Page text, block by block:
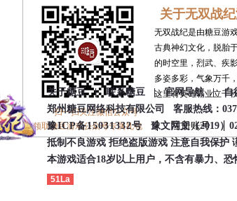
扫一扫关注微信公众号
领取糖豆游戏公众号专属礼包
关于无双战
注册账号
无双战纪是由糖豆游
古典神幻文化，脱胎
的时空里，烈武、疾
多姿多彩，气象万千
这里有英雄霸业立千
关于糖豆 | 联系糖豆 | 官网导航 | 自
郑州糖豆网络科技有限公司 客服热线：
豫ICP备15031332号 豫文网文（2019）
抵制不良游戏 拒绝盗版游戏 注意自我保护
本游戏适合18岁以上用户，不含有暴力、
51La